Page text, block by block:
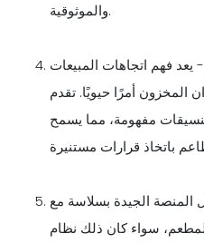
والموثوقية.
- يعد فهم اتجاهات المبيعات
المخزون أمرًا حيويًا. تقدم
مفهومة، مما يسمح
المنصة الجيدة بسلاسة مع
سواء كان ذلك نظام